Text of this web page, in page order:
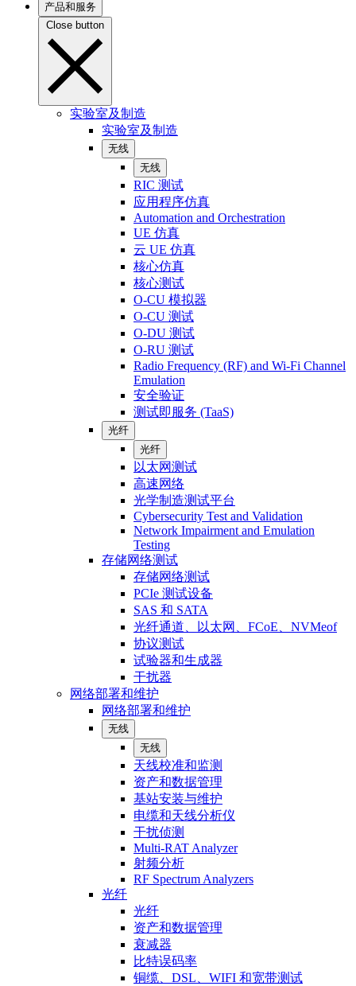
产品和服务
Close button
实验室及制造
实验室及制造
无线
无线
RIC 测试
应用程序仿真
Automation and Orchestration
UE 仿真
云 UE 仿真
核心仿真
核心测试
O-CU 模拟器
O-CU 测试
O-DU 测试
O-RU 测试
Radio Frequency (RF) and Wi-Fi Channel
Emulation
安全验证
测试即服务 (TaaS)
光纤
光纤
以太网测试
高速网络
光学制造测试平台
Cybersecurity Test and Validation
Network Impairment and Emulation
Testing
存储网络测试
存储网络测试
PCIe 测试设备
SAS 和 SATA
光纤通道、以太网、FCoE、NVMeof
协议测试
试验器和生成器
干扰器
网络部署和维护
网络部署和维护
无线
无线
天线校准和监测
资产和数据管理
基站安装与维护
电缆和天线分析仪
干扰侦测
Multi-RAT Analyzer
射频分析
RF Spectrum Analyzers
光纤
光纤
资产和数据管理
衰减器
比特误码率
铜缆、DSL、WIFI 和宽带测试